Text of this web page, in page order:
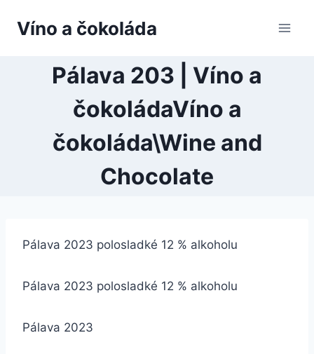
Víno a čokoláda
Pálava 203 | Víno a
čokoládaVíno a
čokoláda\Wine and
Chocolate
Pálava 2023 polosladké 12 % alkoholu
Pálava 2023 polosladké 12 % alkoholu
Pálava 2023